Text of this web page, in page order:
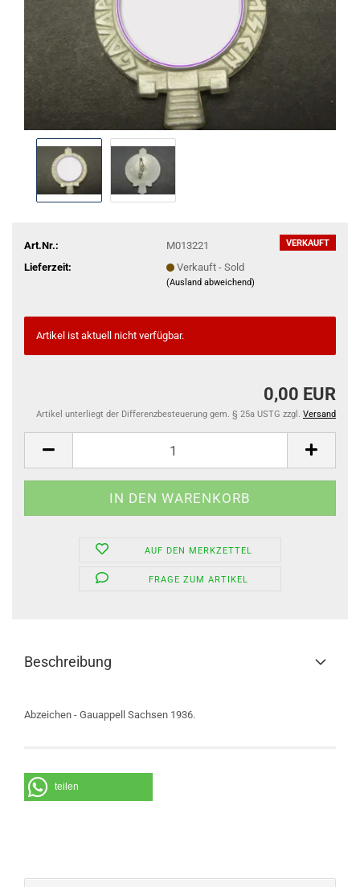
VERKAUFT
Art.Nr.:
M013221
Lieferzeit:
Verkauft - Sold
(Ausland abweichend)
Artikel ist aktuell nicht verfügbar.
0,00 EUR
Artikel unterliegt der Differenzbesteuerung gem. § 25a USTG zzgl. Versand
AUF DEN MERKZETTEL
FRAGE ZUM ARTIKEL
Beschreibung
Abzeichen - Gauappell Sachsen 1936.
teilen